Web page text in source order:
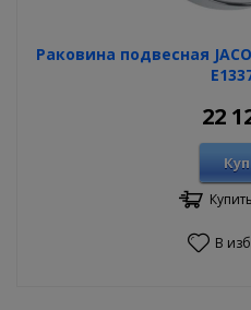
Раковина подвесная
22
В